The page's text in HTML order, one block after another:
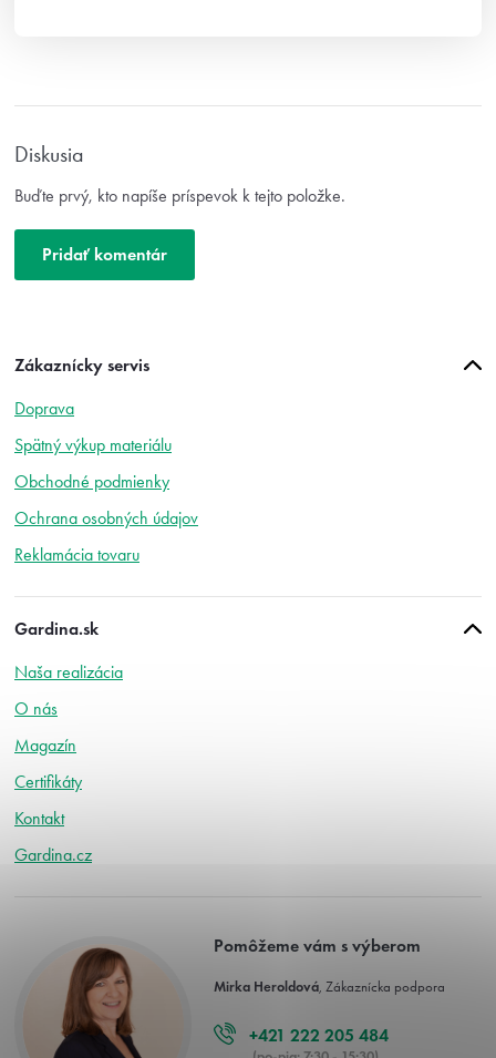
i
h
d
e
Diskusia
Buďte prvý, kto napíše príspevok k tejto položke.
Pridať komentár
Zákaznícky servis
Doprava
Spätný výkup materiálu
Obchodné podmienky
Ochrana osobných údajov
Reklamácia tovaru
Gardina.sk
Naša realizácia
O nás
Magazín
Certifikáty
Kontakt
Gardina.cz
Pomôžeme vám s výberom
Mirka Heroldová, Zákaznícka podpora
+421 222 205 484